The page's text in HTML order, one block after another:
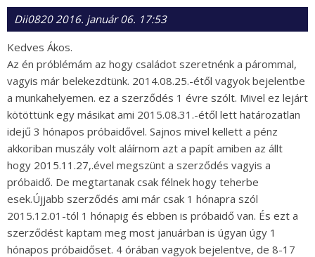
Dii0820 2016. január 06. 17:53
Kedves Ákos.
Az én próblémám az hogy családot szeretnénk a párommal,
vagyis már belekezdtünk. 2014.08.25.-étől vagyok bejelentbe
a munkahelyemen. ez a szerződés 1 évre szólt. Mivel ez lejárt
kötöttünk egy másikat ami 2015.08.31.-étől lett határozatlan
idejű 3 hónapos próbaidővel. Sajnos mivel kellett a pénz
akkoriban muszály volt aláírnom azt a papít amiben az állt
hogy 2015.11.27,.ével megszünt a szerződés vagyis a
próbaidő. De megtartanak csak félnek hogy teherbe
esek.Újjabb szerződés ami már csak 1 hónapra szól
2015.12.01-tól 1 hónapig és ebben is próbaidő van. És ezt a
szerződést kaptam meg most januárban is úgyan úgy 1
hónapos próbaidőset. 4 órában vagyok bejelentve, de 8-17